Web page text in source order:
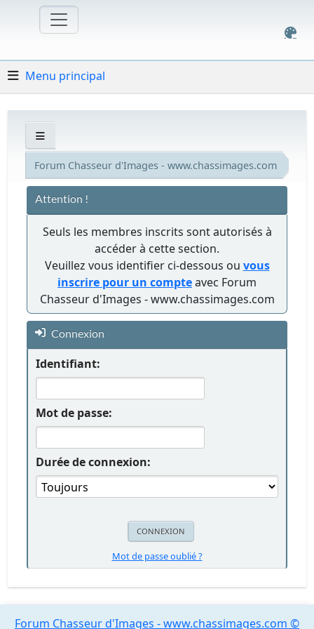
Menu principal
Forum Chasseur d'Images - www.chassimages.com
Attention !
Seuls les membres inscrits sont autorisés à
accéder à cette section.
Veuillez vous identifier ci-dessous ou vous
inscrire pour un compteavec Forum
Chasseur d'Images - www.chassimages.com
Connexion
Identifiant:
Mot de passe:
Durée de connexion:
Mot de passe oublié ?
Forum Chasseur d'Images - www.chassimages.com ©